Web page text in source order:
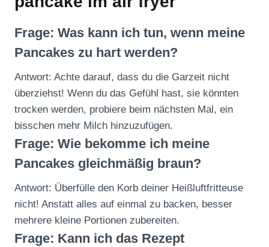
Frage: Was kann ich tun, wenn meine
Pancakes zu hart werden?
Antwort: Achte darauf, dass du die Garzeit nicht
überziehst! Wenn du das Gefühl hast, sie könnten
trocken werden, probiere beim nächsten Mal, ein
bisschen mehr Milch hinzuzufügen.
Frage: Wie bekomme ich meine
Pancakes gleichmäßig braun?
Antwort: Überfülle den Korb deiner Heißluftfritteuse
nicht! Anstatt alles auf einmal zu backen, besser
mehrere kleine Portionen zubereiten.
Frage: Kann ich das Rezept